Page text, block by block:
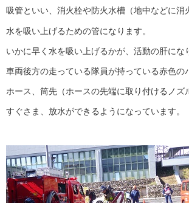
吸管といい、消火栓や防火水槽（地中などに
水を吸い上げるための管になります。
いかに早く水を吸い上げるかが、活動の肝にな
車両後方の走っている隊員が持っている赤色の
ホース、筒先（ホースの先端に取り付けるノズ
すぐさま、放水ができるようになっています。